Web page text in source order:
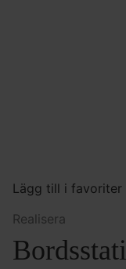
Lägg till i favoriter
Realisera